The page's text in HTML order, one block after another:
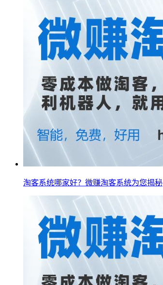
淘客系统哪家好？微赚淘客系统为您揭秘